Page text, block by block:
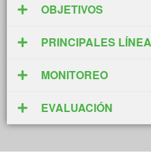
OBJETIVOS
PRINCIPALES
MONITOREO
EVALUACIÓN